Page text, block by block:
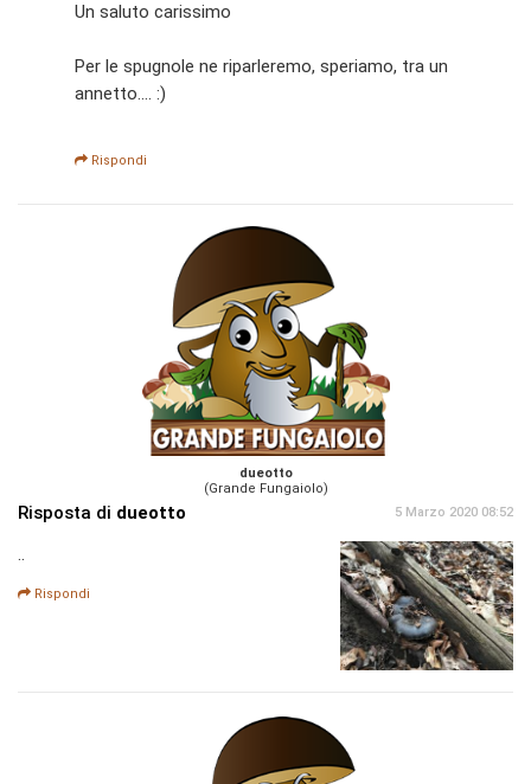
Un saluto carissimo
Per le spugnole ne riparleremo, speriamo, tra un
annetto.... :)
Rispondi
dueotto
(Grande Fungaiolo)
Risposta di dueotto 5 Marzo 2020 08:52
Rispondi